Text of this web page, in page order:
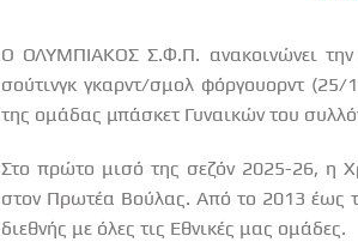
Ο ΟΛΥΜΠΙΑΚΟΣ Σ.Φ.Π. ανακοινώνει την
σούτινγκ γκαρντ/σμολ φόργουορντ
της ομάδας μπάσκετ Γυναικών του
Στο πρώτο μισό της σεζόν 2025-26, η
στον Πρωτέα Βούλας. Από το 2013 έως
διεθνής με όλες τις Εθνικές μας ομάδες.